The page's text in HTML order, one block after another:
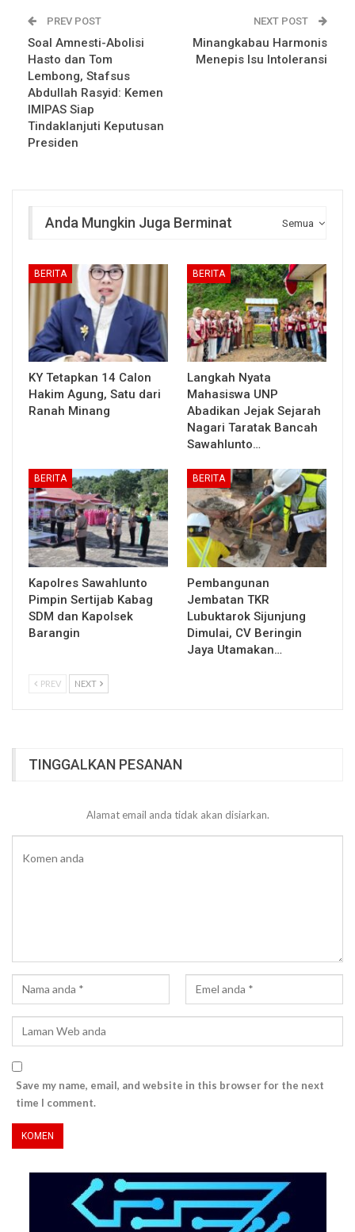
PREV POST
Soal Amnesti-Abolisi
Hasto dan Tom
Lembong, Stafsus
Abdullah Rasyid: Kemen
IMIPAS Siap
Tindaklanjuti Keputusan
Presiden
NEXT POST
Minangkabau Harmonis
Menepis Isu Intoleransi
Semua
Anda Mungkin Juga Berminat
BERITA
KY Tetapkan 14 Calon
Hakim Agung, Satu dari
Ranah Minang
BERITA
Langkah Nyata
Mahasiswa UNP
Abadikan Jejak Sejarah
Nagari Taratak Bancah
Sawahlunto…
BERITA
Kapolres Sawahlunto
Pimpin Sertijab Kabag
SDM dan Kapolsek
Barangin
BERITA
Pembangunan
Jembatan TKR
Lubuktarok Sijunjung
Dimulai, CV Beringin
Jaya Utamakan…
PREV NEXT
TINGGALKAN PESANAN
Alamat email anda tidak akan disiarkan.
Save my name, email, and website in this browser for the next
time I comment.